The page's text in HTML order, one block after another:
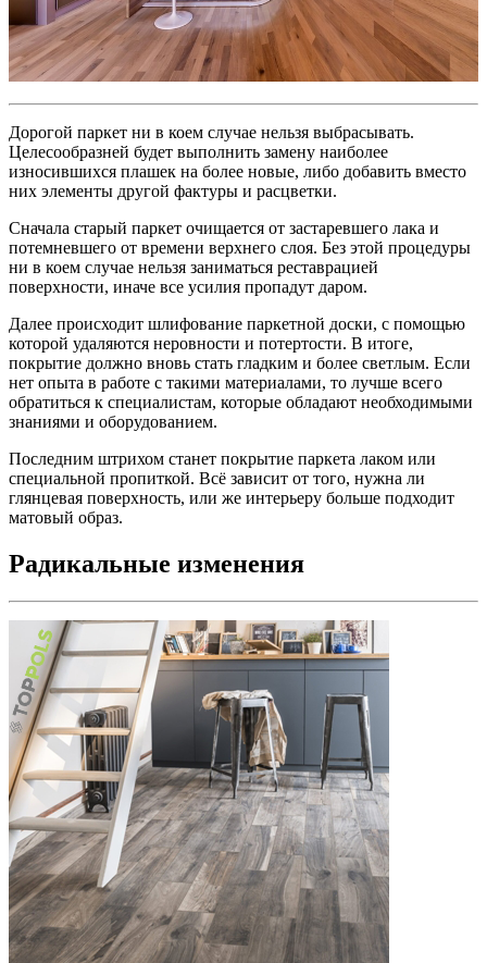
Дорогой паркет ни в коем случае нельзя выбрасывать.
Целесообразней будет выполнить замену наиболее
износившихся плашек на более новые, либо добавить вместо
них элементы другой фактуры и расцветки.
Сначала старый паркет очищается от застаревшего лака и
потемневшего от времени верхнего слоя. Без этой процедуры
ни в коем случае нельзя заниматься реставрацией
поверхности, иначе все усилия пропадут даром.
Далее происходит шлифование паркетной доски, с помощью
которой удаляются неровности и потертости. В итоге,
покрытие должно вновь стать гладким и более светлым. Если
нет опыта в работе с такими материалами, то лучше всего
обратиться к специалистам, которые обладают необходимыми
знаниями и оборудованием.
Последним штрихом станет покрытие паркета лаком или
специальной пропиткой. Всё зависит от того, нужна ли
глянцевая поверхность, или же интерьеру больше подходит
матовый образ.
Радикальные изменения